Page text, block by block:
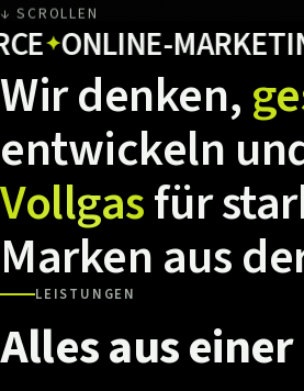
↓ SCROLLEN
MARKETING✦
Wirdenken,
entwickeln
Vollgasfür
Markenaus
LEISTUNGEN
Allesauseiner